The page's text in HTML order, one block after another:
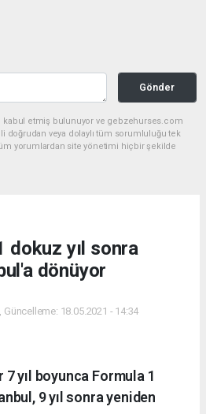
Gönder
kabul etmiş bulunuyor ve gebzehurses.com
doğrudan veya dolaylı tüm sorumluluğu tek
yorumlardan site yönetimi hiçbir şekilde
dokuz yıl sonra
dönüyor
Güncelleme: 18.05.2021 - 14:34
yıl boyunca Formula 1
9 yıl sonra yeniden